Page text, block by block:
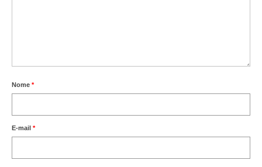
Nome *
E-mail *